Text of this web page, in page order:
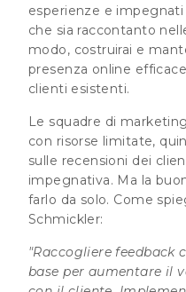
esperienze e impegnati
che sia raccontanto
modo, costruirai e
presenza online
clienti esistenti.
Le squadre di
con risorse limitate,
sulle recensioni dei
impegnativa. Ma la
farlo da solo. Come
Schmickler:
"Raccogliere feedback
base per aumentare il